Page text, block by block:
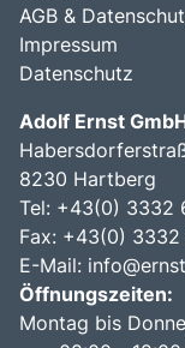
AGB &
Impressum
Datenschutz
Adolf Ernst
8230 Hartberg
Tel: +43(0) 3332
Fax: +43(0)
E-Mail:
Öffnungszeiten:
Montag bis